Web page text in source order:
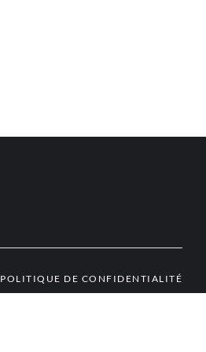
POLITIQUE DE CONFIDENTIALITÉ